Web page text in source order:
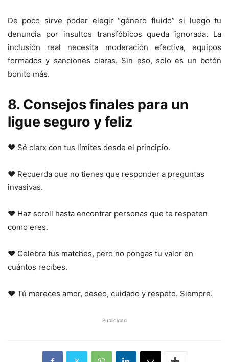
De poco sirve poder elegir “género fluido” si luego tu
denuncia por insultos transfóbicos queda ignorada. La
inclusión real necesita moderación efectiva, equipos
formados y sanciones claras. Sin eso, solo es un botón
bonito más.
8. Consejos finales para un
ligue seguro y feliz
❤️ Sé clarx con tus límites desde el principio.
❤️ Recuerda que no tienes que responder a preguntas
invasivas.
❤️ Haz scroll hasta encontrar personas que te respeten
como eres.
❤️ Celebra tus matches, pero no pongas tu valor en
cuántos recibes.
❤️ Tú mereces amor, deseo, cuidado y respeto. Siempre.
Publicidad